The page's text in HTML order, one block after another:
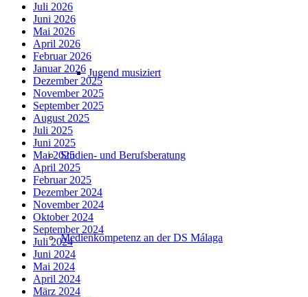
Jugend musiziert
Studien- und Berufsberatung
Medienkompetenz an der DS Málaga
Juli 2026
Juni 2026
Mai 2026
April 2026
Februar 2026
Januar 2026
Dezember 2025
November 2025
September 2025
August 2025
Juli 2025
Juni 2025
Mai 2025
April 2025
Februar 2025
Dezember 2024
November 2024
Oktober 2024
September 2024
Juli 2024
Juni 2024
Mai 2024
April 2024
März 2024